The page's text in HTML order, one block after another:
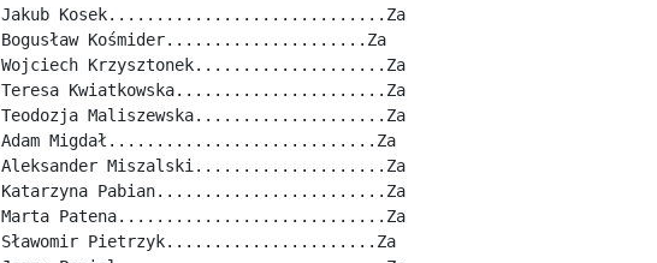
Jakub Kosek.............................Za
Bogusław Kośmider.....................Za
Wojciech Krzysztonek....................Za
Teresa Kwiatkowska......................Za
Teodozja Maliszewska....................Za
Adam Migdał............................Za
Aleksander Miszalski....................Za
Katarzyna Pabian........................Za
Marta Patena............................Za
Sławomir Pietrzyk......................Za